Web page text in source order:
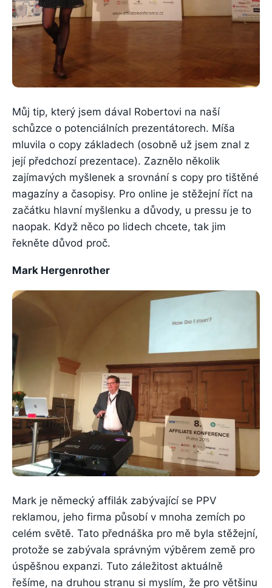
Můj tip, který jsem dával Robertovi na naší
schůzce o potenciálních prezentátorech. Míša
mluvila o copy základech (osobně už jsem znal z
její předchozí prezentace). Zaznělo několik
zajímavých myšlenek a srovnání s copy pro tištěné
magazíny a časopisy. Pro online je stěžejní říct na
začátku hlavní myšlenku a důvody, u pressu je to
naopak. Když něco po lidech chcete, tak jim
řekněte důvod proč.
Mark Hergenrother
Mark je německý affilák zabývající se PPV
reklamou, jeho firma působí v mnoha zemích po
celém světě. Tato přednáška pro mě byla stěžejní,
protože se zabývala správným výběrem země pro
úspěšnou expanzi. Tuto záležitost aktuálně
řešíme, na druhou stranu si myslím, že pro většinu